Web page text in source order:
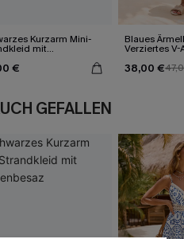
Kurzarm Mini-
mit
€
Blaues
Verziertes
38,00 €
GEFALLEN